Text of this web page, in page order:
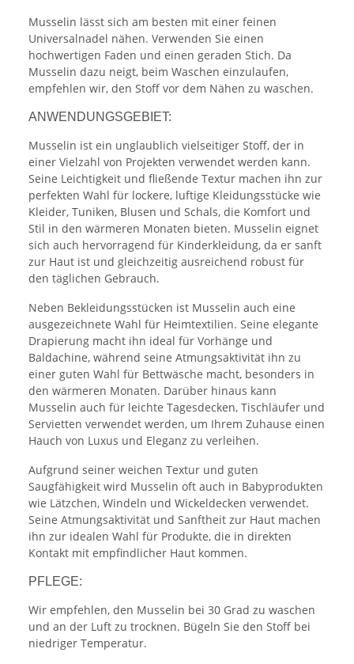
Musselin lässt sich am besten mit einer feinen
Universalnadel nähen. Verwenden Sie einen
hochwertigen Faden und einen geraden Stich. Da
Musselin dazu neigt, beim Waschen einzulaufen,
empfehlen wir, den Stoff vor dem Nähen zu waschen.
ANWENDUNGSGEBIET:
Musselin ist ein unglaublich vielseitiger Stoff, der in
einer Vielzahl von Projekten verwendet werden kann.
Seine Leichtigkeit und fließende Textur machen ihn zur
perfekten Wahl für lockere, luftige Kleidungsstücke wie
Kleider, Tuniken, Blusen und Schals, die Komfort und
Stil in den wärmeren Monaten bieten. Musselin eignet
sich auch hervorragend für Kinderkleidung, da er sanft
zur Haut ist und gleichzeitig ausreichend robust für
den täglichen Gebrauch.
Neben Bekleidungsstücken ist Musselin auch eine
ausgezeichnete Wahl für Heimtextilien. Seine elegante
Drapierung macht ihn ideal für Vorhänge und
Baldachine, während seine Atmungsaktivität ihn zu
einer guten Wahl für Bettwäsche macht, besonders in
den wärmeren Monaten. Darüber hinaus kann
Musselin auch für leichte Tagesdecken, Tischläufer und
Servietten verwendet werden, um Ihrem Zuhause einen
Hauch von Luxus und Eleganz zu verleihen.
Aufgrund seiner weichen Textur und guten
Saugfähigkeit wird Musselin oft auch in Babyprodukten
wie Lätzchen, Windeln und Wickeldecken verwendet.
Seine Atmungsaktivität und Sanftheit zur Haut machen
ihn zur idealen Wahl für Produkte, die in direkten
Kontakt mit empfindlicher Haut kommen.
PFLEGE:
Wir empfehlen, den Musselin bei 30 Grad zu waschen
und an der Luft zu trocknen. Bügeln Sie den Stoff bei
niedriger Temperatur.